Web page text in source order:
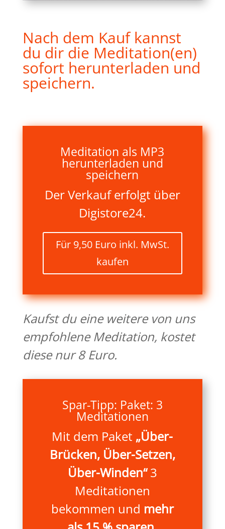
Nach dem Kauf kannst
du dir die Meditation(en)
sofort herunterladen und
speichern.
Meditation als MP3
herunterladen und
speichern
Der Verkauf erfolgt über
Digistore24.
Für 9,50 Euro inkl. MwSt.
kaufen
Kaufst du eine weitere von uns
empfohlene Meditation, kostet
diese nur 8 Euro.
Spar-Tipp: Paket: 3
Meditationen
Mit dem Paket „Über-
Brücken, Über-Setzen,
Über-Winden“3
Meditationen
bekommen und mehr